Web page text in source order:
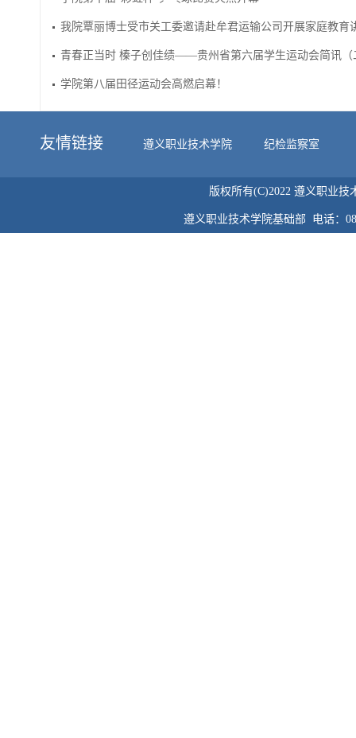
我院覃丽博士受市关工委邀请赴牟君运输公司开展家庭教育
青春正当时 榛子创佳绩——贵州省第六届学生运动会简讯（
学院第八届田径运动会高燃启幕！
友情链接 遵义职业技术学院 纪检监察室
版权所有(C)2022 遵义职业
遵义职业技术学院基础部 电话：